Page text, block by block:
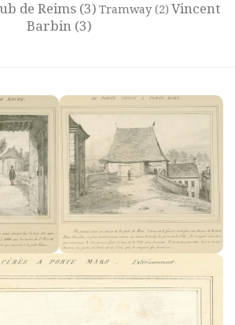
de Reims(3) Tramway(2) Vincent
Barbin(3)